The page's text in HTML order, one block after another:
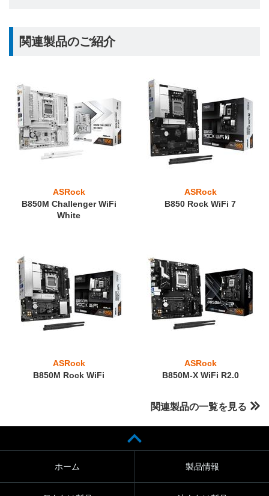
関連製品のご紹介
ASRock
B850M Challenger WiFi
White
ASRock
B850 Rock WiFi 7
ASRock
B850M Rock WiFi
ASRock
B850M-X WiFi R2.0
関連製品の一覧を見る
ホーム 製品情報